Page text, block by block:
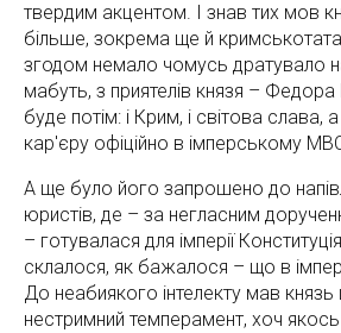
твердим акцентом. І знав тих мов
більше, зокрема ще й
згодом немало чомусь дратувало
мабуть, з приятелів князя –
буде потім: і Крим, і світова слава,
кар'єру офіційно в імперському
А ще було його запрошено до
юристів, де – за негласним
– готувалася для імперії
склалося, як бажалося – що в
До неабиякого інтелекту мав
нестримний темперамент, хоч якось